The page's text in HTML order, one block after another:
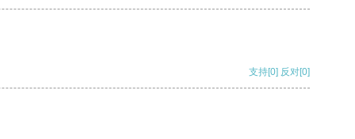
支持[0] 反对[0]